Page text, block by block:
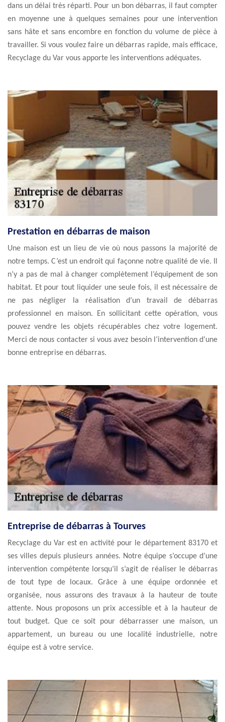
dans un délai très réparti. Pour un bon débarras, il faut compter
en moyenne une à quelques semaines pour une intervention
sans hâte et sans encombre en fonction du volume de pièce à
travailler. Si vous voulez faire un débarras rapide, mais efficace,
Recyclage du Var vous apporte les interventions adéquates.
Prestation en débarras de maison
Une maison est un lieu de vie où nous passons la majorité de
notre temps. C’est un endroit qui façonne notre qualité de vie. Il
n’y a pas de mal à changer complètement l’équipement de son
habitat. Et pour tout liquider une seule fois, il est nécessaire de
ne pas négliger la réalisation d’un travail de débarras
professionnel en maison. En sollicitant cette opération, vous
pouvez vendre les objets récupérables chez votre logement.
Merci de nous contacter si vous avez besoin l’intervention d’une
bonne entreprise en débarras.
Entreprise de débarras à Tourves
Recyclage du Var est en activité pour le département 83170 et
ses villes depuis plusieurs années. Notre équipe s’occupe d’une
intervention compétente lorsqu’il s’agit de réaliser le débarras
de tout type de locaux. Grâce à une équipe ordonnée et
organisée, nous assurons des travaux à la hauteur de toute
attente. Nous proposons un prix accessible et à la hauteur de
tout budget. Que ce soit pour débarrasser une maison, un
appartement, un bureau ou une localité industrielle, notre
équipe est à votre service.